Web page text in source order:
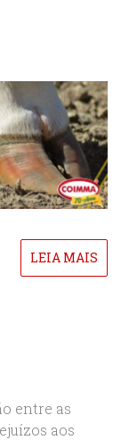
LEIA MAIS
entre as
aos